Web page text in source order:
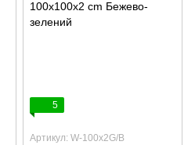
5
Артикул: W-100х2G/B